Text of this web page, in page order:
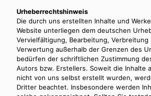
Urheberrechtshinweis
Die durch uns erstellten Inhalte und
Website unterliegen dem deutschen
Vervielfältigung, Bearbeitung,
Verwertung außerhalb der Grenzen des
bedürfen der schriftlichen Zustimmung
Autors bzw. Erstellers. Soweit die Inhalte
nicht von uns selbst erstellt wurden,
Dritter beachtet. Insbesondere werden